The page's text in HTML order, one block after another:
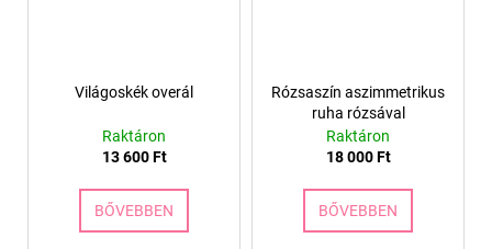
Világoskék overál
Raktáron
13 600 Ft
BŐVEBBEN
Rózsaszín aszimmetrikus
ruha rózsával
Raktáron
18 000 Ft
BŐVEBBEN